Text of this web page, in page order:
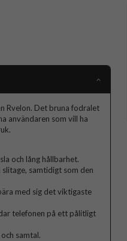
Rvelon. Det bruna fodralet
användaren som vill ha
och lång hållbarhet.
samtidigt som den
med sig det viktigaste
telefonen på ett pålitligt
samtal.